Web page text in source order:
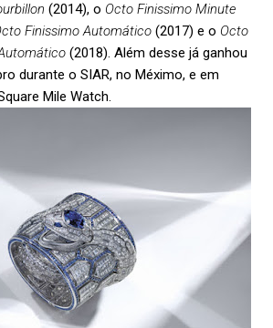
(2014), o Octo Finissimo Minute
Finissimo Automático (2017) e o Octo
(2018). Além desse já ganhou
durante o SIAR, no Méximo, e em
Mile Watch.